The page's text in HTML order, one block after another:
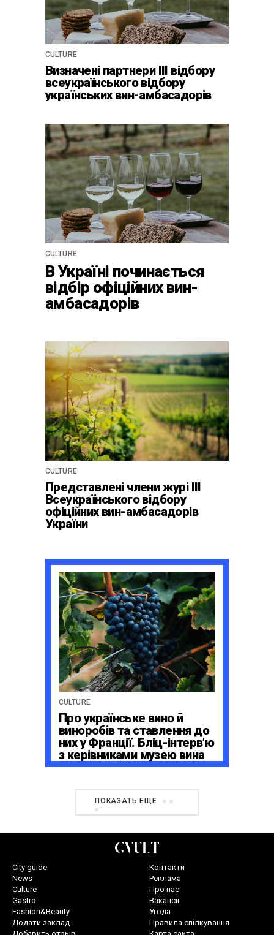
CULTURE
Визначені партнери ІІІ відбору
всеукраїнського відбору
українських вин-амбасадорів
CULTURE
В Україні починається
відбір офіційних вин-
амбасадорів
спадщини La Cité du Vin у
Бордо
CULTURE
Представлені члени журі ІІІ
Всеукраїнського відбору
офіційних вин-амбасадорів
України
CULTURE
Про українське вино й
виноробів та ставлення до
них у Франції. Бліц-інтерв’ю
з керівниками музею вина
La Cité du Vin в Бордо
ПОКАЗАТЬ ЕЩЕ
City guide
News
Culture
Gastro
Fashion&Beauty
Додати заклад
Контакти
Реклама
Про нас
Вакансії
Угода
Правила спілкування